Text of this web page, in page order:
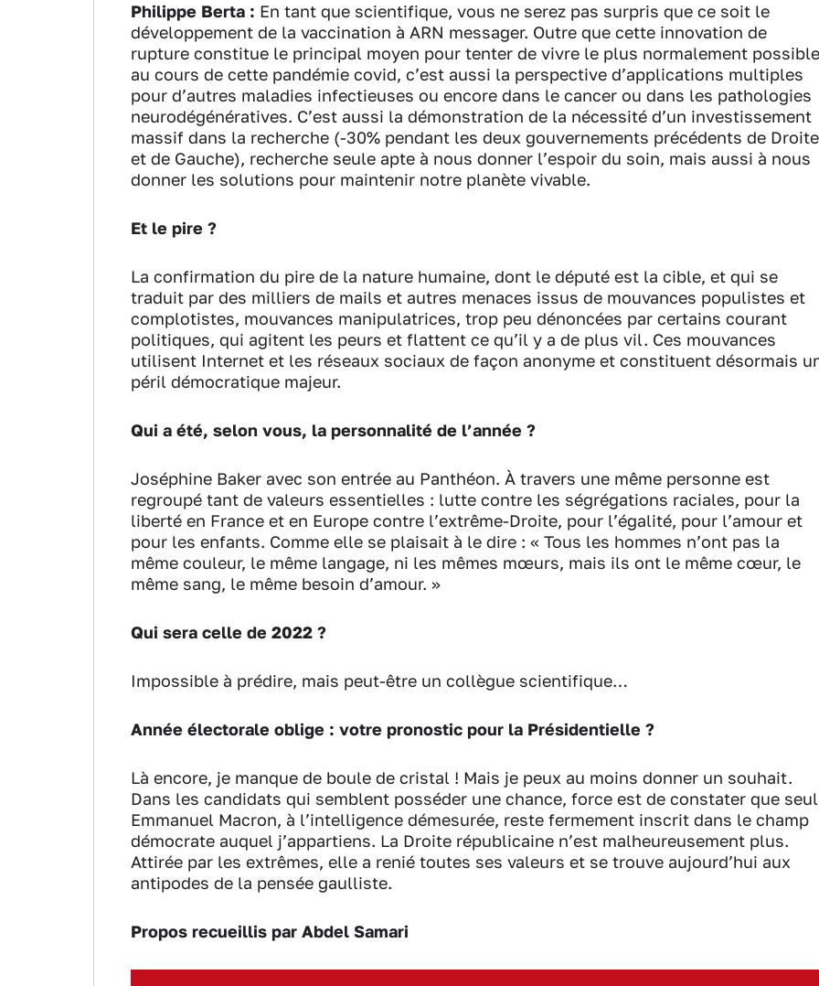
Philippe Berta : En tant que scientifique, vous ne serez pas surpris que ce soit le
développement de la vaccination à ARN messager. Outre que cette innovation de
rupture constitue le principal moyen pour tenter de vivre le plus normalement possible
au cours de cette pandémie covid, c’est aussi la perspective d’applications multiples
pour d’autres maladies infectieuses ou encore dans le cancer ou dans les pathologies
neurodégénératives. C’est aussi la démonstration de la nécessité d’un investissement
massif dans la recherche (-30% pendant les deux gouvernements précédents de Droite
et de Gauche), recherche seule apte à nous donner l’espoir du soin, mais aussi à nous
donner les solutions pour maintenir notre planète vivable.
Et le pire ?
La confirmation du pire de la nature humaine, dont le député est la cible, et qui se
traduit par des milliers de mails et autres menaces issus de mouvances populistes et
complotistes, mouvances manipulatrices, trop peu dénoncées par certains courant
politiques, qui agitent les peurs et flattent ce qu’il y a de plus vil. Ces mouvances
utilisent Internet et les réseaux sociaux de façon anonyme et constituent désormais
péril démocratique majeur.
Qui a été, selon vous, la personnalité de l’année ?
Joséphine Baker avec son entrée au Panthéon. À travers une même personne est
regroupé tant de valeurs essentielles : lutte contre les ségrégations raciales, pour la
liberté en France et en Europe contre l’extrême-Droite, pour l’égalité, pour l’amour et
pour les enfants. Comme elle se plaisait à le dire : « Tous les hommes n’ont pas la
même couleur, le même langage, ni les mêmes mœurs, mais ils ont le même cœur, le
même sang, le même besoin d’amour. »
Qui sera celle de 2022 ?
Impossible à prédire, mais peut-être un collègue scientifique…
Année électorale oblige : votre pronostic pour la Présidentielle ?
Là encore, je manque de boule de cristal ! Mais je peux au moins donner un souhait.
Dans les candidats qui semblent posséder une chance, force est de constater que seul
Emmanuel Macron, à l’intelligence démesurée, reste fermement inscrit dans le champ
démocrate auquel j’appartiens. La Droite républicaine n’est malheureusement plus.
Attirée par les extrêmes, elle a renié toutes ses valeurs et se trouve aujourd’hui aux
antipodes de la pensée gaulliste.
Propos recueillis par Abdel Samari